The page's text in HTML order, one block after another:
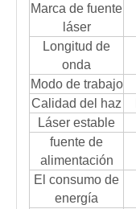
Marca de fuente
láser
Longitud de
onda
Modo de trabajo
Calidad del haz
Láser estable
fuente de
alimentación
El consumo de
energía